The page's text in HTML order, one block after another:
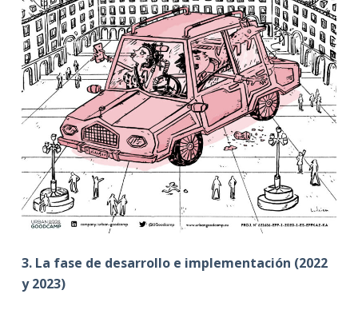
3. La fase de desarrollo e implementación (2022
y 2023)